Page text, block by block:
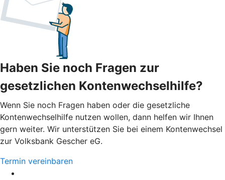
Haben Sie noch Fragen zur
gesetzlichen Kontenwechselhilfe?
Wenn Sie noch Fragen haben oder die gesetzliche
Kontenwechselhilfe nutzen wollen, dann helfen wir Ihnen
gern weiter. Wir unterstützen Sie bei einem Kontenwechsel
zur Volksbank Gescher eG.
Termin vereinbaren